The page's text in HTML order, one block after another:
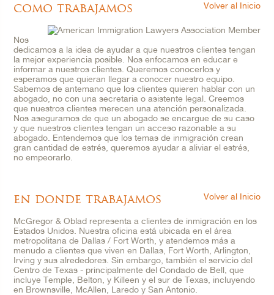
Volver al Inicio
como trabajamos
Nos
dedicamos a la idea de ayudar a que nuestros clientes tengan
la mejor experiencia posible. Nos enfocamos en educar e
informar a nuestros clientes. Queremos conocerlos y
esperamos que quieran llegar a conocer nuestro equipo.
Sabemos de antemano que los clientes quieren hablar con un
abogado, no con una secretaria o asistente legal. Creemos
que nuestros clientes merecen una atención personalizada.
Nos aseguramos de que un abogado se encargue de su caso
y que nuestros clientes tengan un acceso razonable a su
abogado. Entendemos que los temas de inmigración crean
gran cantidad de estrés, queremos ayudar a aliviar el estrés,
no empeorarlo.
Volver al Inicio
en donde trabajamos
McGregor & Oblad representa a clientes de inmigración en los
Estados Unidos. Nuestra oficina está ubicada en el área
metropolitana de Dallas / Fort Worth, y atendemos más a
menudo a clientes que viven en Dallas, Fort Worth, Arlington,
Irving y sus alrededores. Sin embargo, también el servicio del
Centro de Texas - principalmente del Condado de Bell, que
incluye Temple, Belton, y Killeen y el sur de Texas, incluyendo
en Brownsville, McAllen, Laredo y San Antonio.